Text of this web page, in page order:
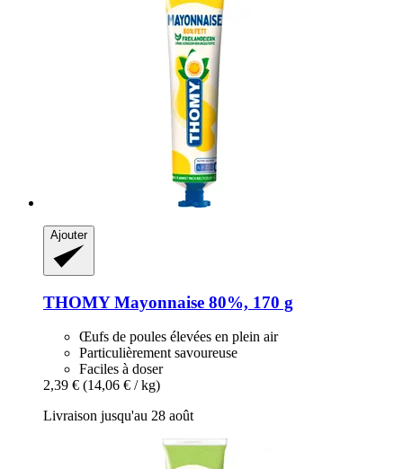
Ajouter
THOMYMayonnaise 80%, 170 g
Œufs de poules élevées en plein air
Particulièrement savoureuse
Faciles à doser
2,39 € (14,06 € / kg)
Livraison jusqu'au 28 août